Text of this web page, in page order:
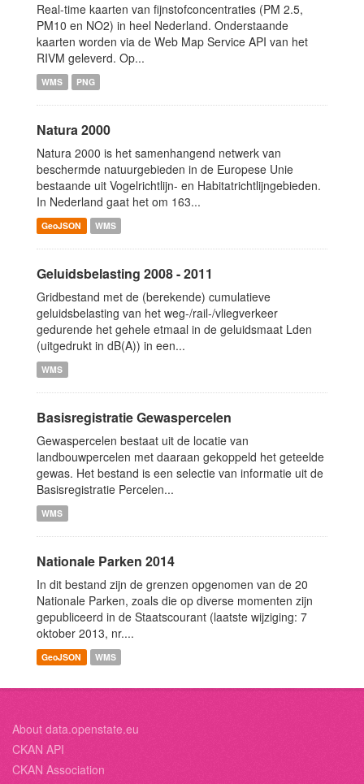
Real-time kaarten van fijnstofconcentraties (PM 2.5,
PM10 en NO2) in heel Nederland. Onderstaande
kaarten worden via de Web Map Service API van het
RIVM geleverd. Op...
WMS PNG
Natura 2000
Natura 2000 is het samenhangend netwerk van
beschermde natuurgebieden in de Europese Unie
bestaande uit Vogelrichtlijn- en Habitatrichtlijngebieden.
In Nederland gaat het om 163...
GeoJSON WMS
Geluidsbelasting 2008 - 2011
Gridbestand met de (berekende) cumulatieve
geluidsbelasting van het weg-/rail-/vliegverkeer
gedurende het gehele etmaal in de geluidsmaat Lden
(uitgedrukt in dB(A)) in een...
WMS
Basisregistratie Gewaspercelen
Gewaspercelen bestaat uit de locatie van
landbouwpercelen met daaraan gekoppeld het geteelde
gewas. Het bestand is een selectie van informatie uit de
Basisregistratie Percelen...
WMS
Nationale Parken 2014
In dit bestand zijn de grenzen opgenomen van de 20
Nationale Parken, zoals die op diverse momenten zijn
gepubliceerd in de Staatscourant (laatste wijziging: 7
oktober 2013, nr....
GeoJSON WMS
About data.openstate.eu
CKAN API
CKAN Association